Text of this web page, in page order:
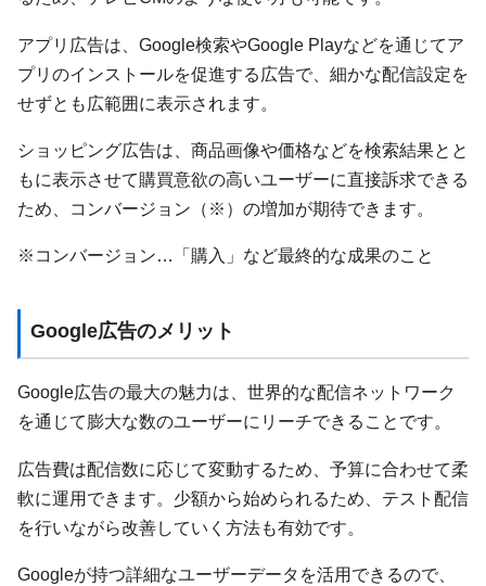
アプリ広告は、Google検索やGoogle Playなどを通じてア
プリのインストールを促進する広告で、細かな配信設定を
せずとも広範囲に表示されます。
ショッピング広告は、商品画像や価格などを検索結果とと
もに表示させて購買意欲の高いユーザーに直接訴求できる
ため、コンバージョン（※）の増加が期待できます。
※コンバージョン…「購入」など最終的な成果のこと
Google広告のメリット
Google広告の最大の魅力は、世界的な配信ネットワーク
を通じて膨大な数のユーザーにリーチできることです。
広告費は配信数に応じて変動するため、予算に合わせて柔
軟に運用できます。少額から始められるため、テスト配信
を行いながら改善していく方法も有効です。
Googleが持つ詳細なユーザーデータを活用できるので、